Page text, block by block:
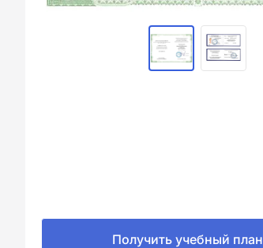
Получить учебный план